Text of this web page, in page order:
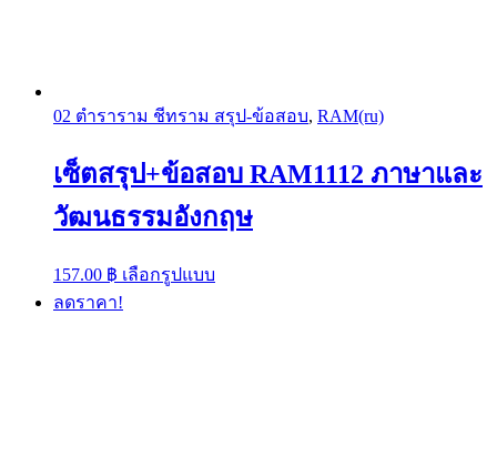
02 ตำราราม ชีทราม สรุป-ข้อสอบ, RAM(ru)
เซ็ตสรุป+ข้อสอบ RAM1112 ภาษาและ
วัฒนธรรมอังกฤษ
157.00 ฿ เลือกรูปแบบ
product
ลดราคา!